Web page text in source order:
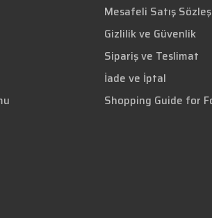
Mesafeli Satış
Gizlilik ve Güvenlik
Sipariş ve Teslimat
İade ve İptal
Shopping Guide for